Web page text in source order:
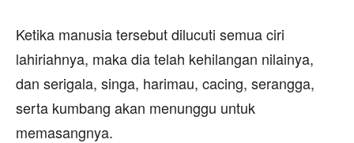
Ketika manusia tersebut dilucuti semua ciri
lahiriahnya, maka dia telah kehilangan nilainya,
dan serigala, singa, harimau, cacing, serangga,
serta kumbang akan menunggu untuk
memasangnya.